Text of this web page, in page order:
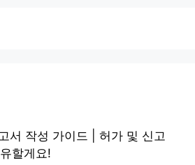
서 작성 가이드 | 허가 및 신고
할게요!